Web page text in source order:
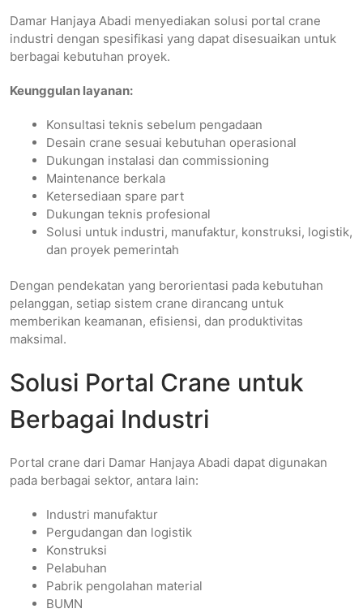
Damar Hanjaya Abadi menyediakan solusi portal crane
industri dengan spesifikasi yang dapat disesuaikan untuk
berbagai kebutuhan proyek.
Keunggulan layanan:
Konsultasi teknis sebelum pengadaan
Desain crane sesuai kebutuhan operasional
Dukungan instalasi dan commissioning
Maintenance berkala
Ketersediaan spare part
Dukungan teknis profesional
Solusi untuk industri, manufaktur, konstruksi, logistik,
dan proyek pemerintah
Dengan pendekatan yang berorientasi pada kebutuhan
pelanggan, setiap sistem crane dirancang untuk
memberikan keamanan, efisiensi, dan produktivitas
maksimal.
Solusi Portal Crane untuk
Berbagai Industri
Portal crane dari Damar Hanjaya Abadi dapat digunakan
pada berbagai sektor, antara lain:
Industri manufaktur
Pergudangan dan logistik
Konstruksi
Pelabuhan
Pabrik pengolahan material
BUMN